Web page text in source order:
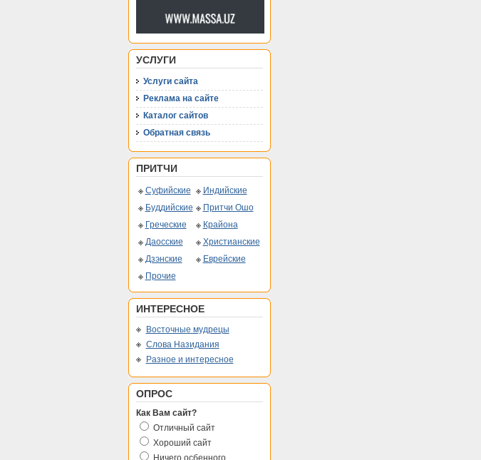
УСЛУГИ
Услуги сайта
Реклама на сайте
Каталог сайтов
Обратная связь
ПРИТЧИ
Суфийские
Индийские
Буддийские
Притчи Ошо
Греческие
Крайона
Даосские
Христианские
Дзэнские
Еврейские
Прочие
ИНТЕРЕСНОЕ
Восточные мудрецы
Слова Назидания
Разное и интересное
ОПРОС
Как Вам сайт?
Отличный сайт
Хороший сайт
Ничего осбенного